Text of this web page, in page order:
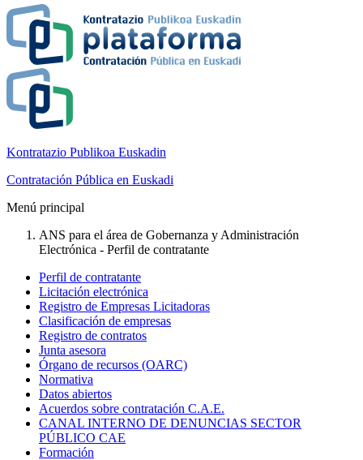
Kontratazio Publikoa Euskadin
Contratación Pública en Euskadi
Menú principal
ANS para el área de Gobernanza y Administración
Electrónica - Perfil de contratante
Perfil de contratante
Licitación electrónica
Registro de Empresas Licitadoras
Clasificación de empresas
Registro de contratos
Junta asesora
Órgano de recursos (OARC)
Normativa
Datos abiertos
Acuerdos sobre contratación C.A.E.
CANAL INTERNO DE DENUNCIAS SECTOR
PÚBLICO CAE
Formación